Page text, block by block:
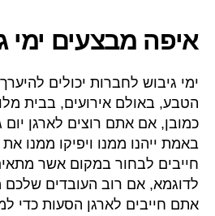
איפה מבצעים ימי
ימי גיבוש לחברות יכולים
הטבע, באולם אירועים, בבית
כמובן, אם אתם רוצים לארגן יום
באמת ייהנו ממנו ויפיקו ממנו
חייבים לבחור במקום אשר
לדוגמא, אם רוב העובדים שלכם
אתם חייבים לארגן הסעות כדי